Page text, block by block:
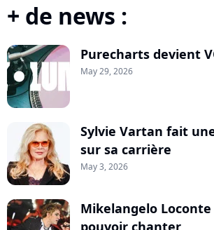
+ de news :
Purecharts devient
May 29, 2026
Sylvie Vartan fait
sur sa carrière
May 3, 2026
Mikelangelo
pouvoir chanter